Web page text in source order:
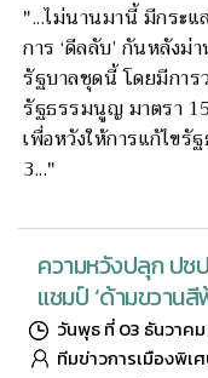
"...ไม่นานมานี้ มีกระแ
การ ‘ดีลลับ’ กันหลังม่า
รัฐบาลชุดนี้ โดยมีการ
รัฐธรรมนูญ มาตรา
เพื่อหวังให้การแก้ไข
3..."
ความหวังปลุก ปช
แชมป์ ‘ด้ามขวานสี
วันพุธ ที่ 03 ธันวาคม
ทีมข่าวการเมืองพิเ